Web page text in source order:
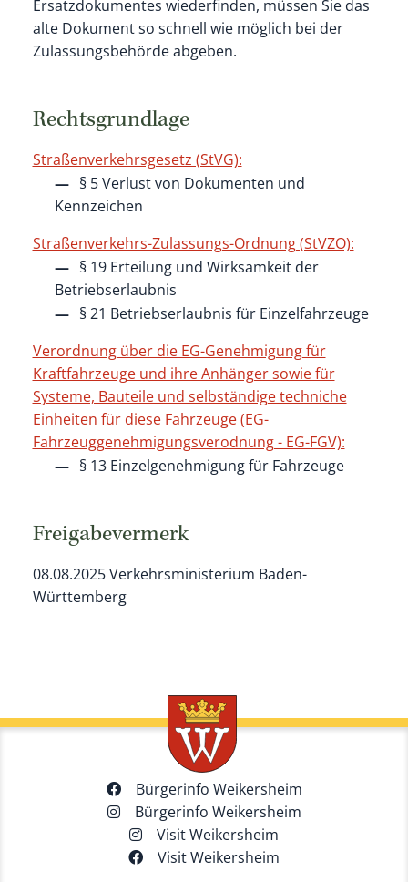
Ersatzdokumentes wiederfinden, müssen Sie das
alte Dokument so schnell wie möglich bei der
Zulassungsbehörde abgeben.
Rechtsgrundlage
Straßenverkehrsgesetz (StVG):
§ 5 Verlust von Dokumenten und
Kennzeichen
Straßenverkehrs-Zulassungs-Ordnung (StVZO):
§ 19 Erteilung und Wirksamkeit der
Betriebserlaubnis
§ 21 Betriebserlaubnis für Einzelfahrzeuge
Verordnung über die EG-Genehmigung für
Kraftfahrzeuge und ihre Anhänger sowie für
Systeme, Bauteile und selbständige techniche
Einheiten für diese Fahrzeuge (EG-
Fahrzeuggenehmigungsverodnung - EG-FGV):
§ 13 Einzelgenehmigung für Fahrzeuge
Freigabevermerk
08.08.2025Verkehrsministerium Baden-
Württemberg
Bürgerinfo Weikersheim
Bürgerinfo Weikersheim
Visit Weikersheim
Visit Weikersheim